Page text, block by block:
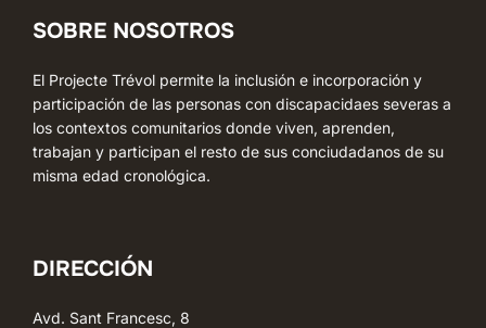
SOBRE NOSOTROS
El Projecte Trévol permite la inclusión e incorporación y
participación de las personas con discapacidaes severas a
los contextos comunitarios donde viven, aprenden,
trabajan y participan el resto de sus conciudadanos de su
misma edad cronológica.
DIRECCIÓN
Avd. Sant Francesc, 8